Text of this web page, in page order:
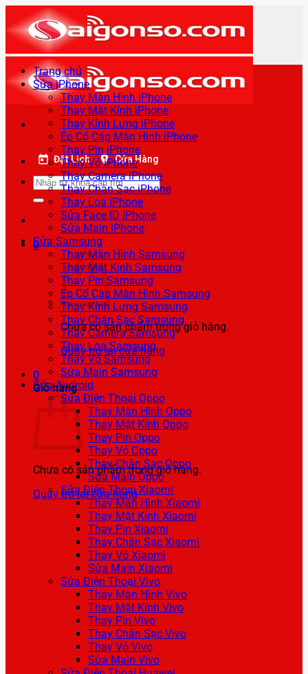
qua
nội
dung
Đặt Lịch Cửa Hàng
Tìm
kiếm:
0
Chưa có sản phẩm trong giỏ hàng.
Quay trở lại cửa hàng
0
Giỏ hàng
Chưa có sản phẩm trong giỏ hàng.
Quay trở lại cửa hàng
Trang chủ
Sửa iPhone
Thay Màn Hình iPhone
Thay Mặt Kính iPhone
Thay Kính Lưng iPhone
Ép Cổ Cáp Màn Hình iPhone
Thay Pin iPhone
Thay Vỏ iPhone
Thay Camera iPhone
Thay Chân Sạc iPhone
Thay Loa iPhone
Sửa Face ID iPhone
Sửa Main iPhone
Sửa Samsung
Thay Màn Hình Samsung
Thay Mặt Kính Samsung
Thay Pin Samsung
Ép Cổ Cáp Màn Hình Samsung
Thay Kính Lưng Samsung
Thay Chân Sạc Samsung
Thay Camera Samsung
Thay Loa Samsung
Thay Vỏ Samsung
Sửa Main Samsung
Sửa Android
Sửa Điện Thoại Oppo
Thay Màn Hình Oppo
Thay Mặt Kính Oppo
Thay Pin Oppo
Thay Vỏ Oppo
Thay Chân Sạc Oppo
Sửa Main Oppo
Sửa Điện Thoại Xiaomi
Thay Màn Hình Xiaomi
Thay Mặt Kính Xiaomi
Thay Pin Xiaomi
Thay Chân Sạc Xiaomi
Thay Vỏ Xiaomi
Sửa Main Xiaomi
Sửa Điện Thoại Vivo
Thay Màn Hình Vivo
Thay Mặt Kính Vivo
Thay Pin Vivo
Thay Chân Sạc Vivo
Thay Vỏ Vivo
Sửa Main Vivo